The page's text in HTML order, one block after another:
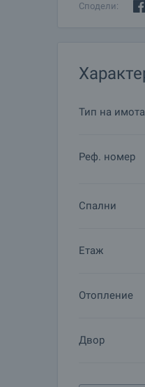
Сподели:
Тип на имота
Реф. номер
Спални
Етаж
Отопление
Двор